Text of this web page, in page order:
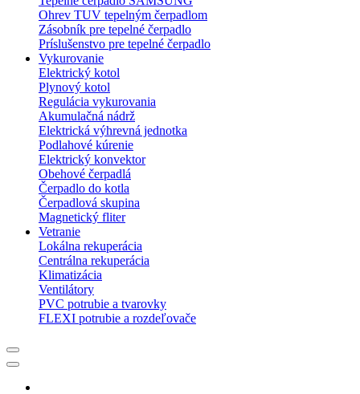
Ohrev TUV tepelným čerpadlom
Zásobník pre tepelné čerpadlo
Príslušenstvo pre tepelné čerpadlo
Vykurovanie
Elektrický kotol
Plynový kotol
Regulácia vykurovania
Akumulačná nádrž
Elektrická výhrevná jednotka
Podlahové kúrenie
Elektrický konvektor
Obehové čerpadlá
Čerpadlo do kotla
Čerpadlová skupina
Magnetický fliter
Vetranie
Lokálna rekuperácia
Centrálna rekuperácia
Klimatizácia
Ventilátory
PVC potrubie a tvarovky
FLEXI potrubie a rozdeľovače